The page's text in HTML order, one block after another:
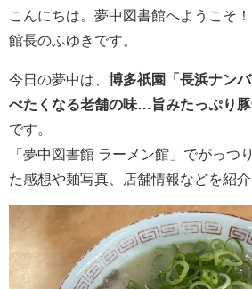
こんにちは。夢中図書館へようこそ！
館長のふゆきです。
今日の夢中は、 博多祇園「長浜ナン
べたくなる老舗の味…旨みたっぷり
です。
「夢中図書館 ラーメン館」でがっつ
た感想や麺写真、店舗情報などを紹介